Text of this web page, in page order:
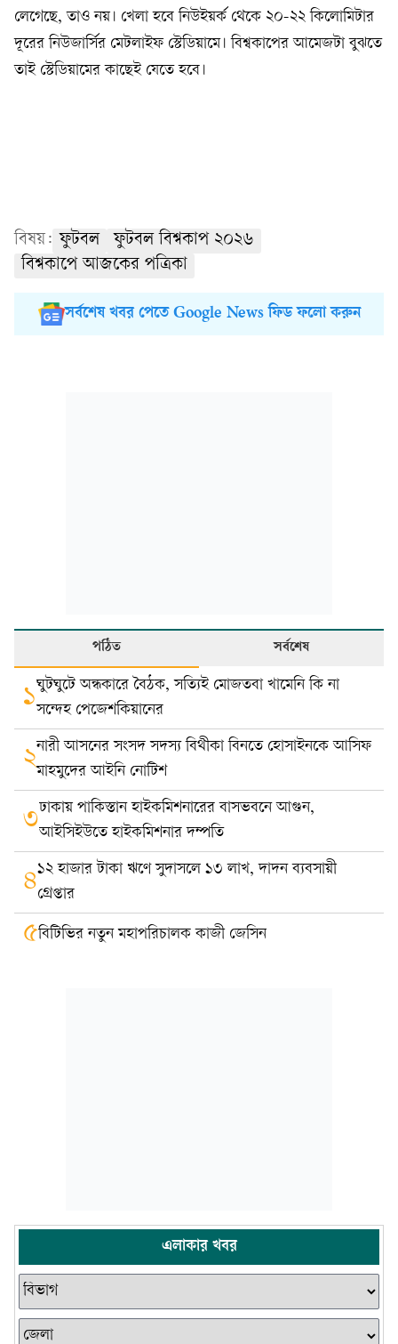
লেগেছে, তাও নয়। খেলা হবে নিউইয়র্ক থেকে ২০-২২ কিলোমিটার
দূরের নিউজার্সির মেটলাইফ স্টেডিয়ামে। বিশ্বকাপের আমেজটা বুঝতে
তাই স্টেডিয়ামের কাছেই যেতে হবে।
বিষয়: ফুটবল
ফুটবল বিশ্বকাপ ২০২৬
বিশ্বকাপে আজকের পত্রিকা
সর্বশেষ খবর পেতে Google News ফিড ফলো করুন
পঠিত সর্বশেষ
১ঘুটঘুটে অন্ধকারে বৈঠক, সত্যিই মোজতবা খামেনি কি না
সন্দেহ পেজেশকিয়ানের
২নারী আসনের সংসদ সদস্য বিথীকা বিনতে হোসাইনকে আসিফ
মাহমুদের আইনি নোটিশ
৩ঢাকায় পাকিস্তান হাইকমিশনারের বাসভবনে আগুন,
আইসিইউতে হাইকমিশনার দম্পতি
৪১২ হাজার টাকা ঋণে সুদাসলে ১৩ লাখ, দাদন ব্যবসায়ী
গ্রেপ্তার
৫বিটিভির নতুন মহাপরিচালক কাজী জেসিন
এলাকার খবর